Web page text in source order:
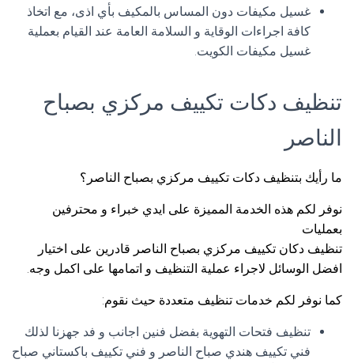
غسيل مكيفات دون المساس بالمكيف بأي اذى، مع اتخاذ
كافة اجراءات الوقاية و السلامة العامة عند القيام بعملية
غسيل مكيفات الكويت.
تنظيف دكات تكييف مركزي بصباح
الناصر
ما رأيك بتنظيف دكات تكييف مركزي بصباح الناصر؟
نوفر لكم هذه الخدمة المميزة على ايدي خبراء و محترفين
بعمليات
تنظيف دكان تكييف مركزي بصباح الناصر قادرين على اختيار
افضل الوسائل لاجراء عملية التنظيف و اتمامها على اكمل وجه.
كما نوفر لكم خدمات تنظيف متعددة حيث نقوم:
تنظيف فتحات التهوية بفضل فنين اجانب و فد جهزنا لذلك
فني تكييف هندي صباح الناصر و فني تكييف باكستاني صباح